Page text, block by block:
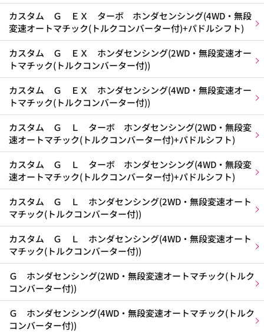
カスタム Ｇ ＥＸ ターボ ホンダセンシング(4WD・無段
変速オートマチック(トルクコンバーター付)+パドルシフト)
カスタム Ｇ ＥＸ ホンダセンシング(2WD・無段変速オー
トマチック(トルクコンバーター付))
カスタム Ｇ ＥＸ ホンダセンシング(4WD・無段変速オー
トマチック(トルクコンバーター付))
カスタム Ｇ Ｌ ターボ ホンダセンシング(2WD・無段変
速オートマチック(トルクコンバーター付)+パドルシフト)
カスタム Ｇ Ｌ ターボ ホンダセンシング(4WD・無段変
速オートマチック(トルクコンバーター付)+パドルシフト)
カスタム Ｇ Ｌ ホンダセンシング(2WD・無段変速オート
マチック(トルクコンバーター付))
カスタム Ｇ Ｌ ホンダセンシング(4WD・無段変速オート
マチック(トルクコンバーター付))
Ｇ ホンダセンシング(2WD・無段変速オートマチック(トルク
コンバーター付))
Ｇ ホンダセンシング(4WD・無段変速オートマチック(トルク
コンバーター付))